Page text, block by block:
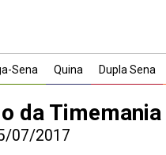
Sena Quina Dupla Sena
da
07/2017